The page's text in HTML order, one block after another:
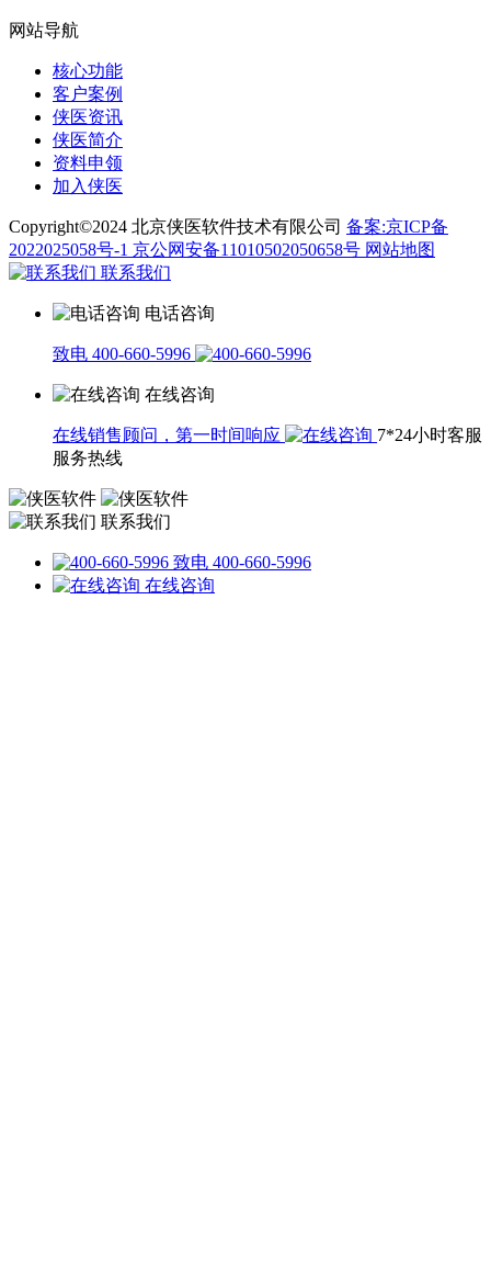
网站导航
核心功能
客户案例
侠医资讯
侠医简介
资料申领
加入侠医
Copyright©2024 北京侠医软件技术有限公司 备案:京ICP备
2022025058号-1 京公网安备11010502050658号 网站地图
联系我们
电话咨询
致电 400-660-5996
在线咨询
在线销售顾问，第一时间响应
7*24小时客服
服务热线
联系我们
致电 400-660-5996
在线咨询